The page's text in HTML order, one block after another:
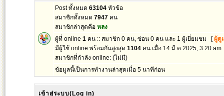
Post ทั้งหมด 63104 หัวข้อ
สมาชิกทั้งหมด 7947 คน
สมาชิกล่าสุดคือ หลง
ผู้ที่ online 1 คน :: สมาชิก 0 คน, ซ่อน 0 คน และ 1 ผู้เยี่ยมชม [ผู้ดู
มีผู้ใช้ online พร้อมกันสูงสุด 1104 คน เมื่อ 14 มี.ค.2025, 3:20 am
สมาชิกที่กำลัง online: (ไม่มี)
ข้อมูลนี้เป็นการทำงานล่าสุดเมื่อ 5 นาทีก่อน
เข้าสู่ระบบ(Log in)